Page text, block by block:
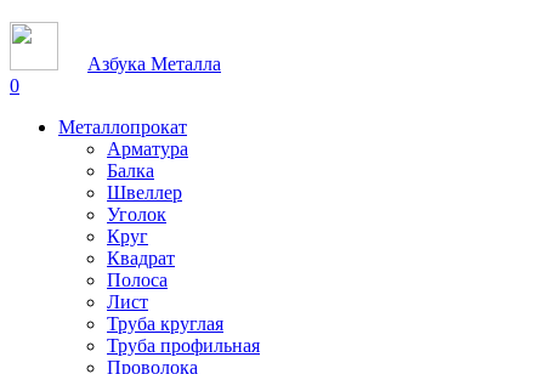
Азбука Металла
0
Металлопрокат
Арматура
Балка
Швеллер
Уголок
Круг
Квадрат
Полоса
Лист
Труба круглая
Труба профильная
Проволока